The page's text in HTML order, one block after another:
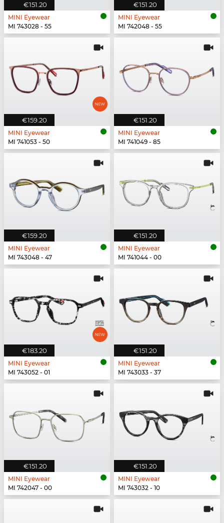
€151.20
MINI Eyewear
MI 743028 - 55
€151.20
MINI Eyewear
MI 742048 - 55
€159.20
MINI Eyewear
MI 741053 - 50
€151.20
MINI Eyewear
MI 741049 - 85
€159.20
MINI Eyewear
MI 743048 - 47
€151.20
MINI Eyewear
MI 741044 - 00
€183.20
MINI Eyewear
MI 743052 - 01
€151.20
MINI Eyewear
MI 743033 - 37
€151.20
MINI Eyewear
MI 742047 - 00
€151.20
MINI Eyewear
MI 743032 - 10